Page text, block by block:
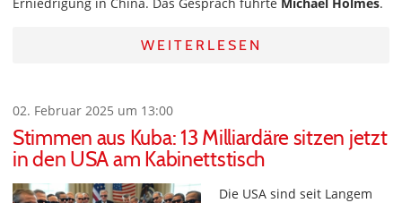
WEITERLESEN
02. Februar 2025 um 13:00
Stimmen aus Kuba: 13 Milliardäre sitzen jetzt
in den USA am Kabinettstisch
Die USA sind seit Langem